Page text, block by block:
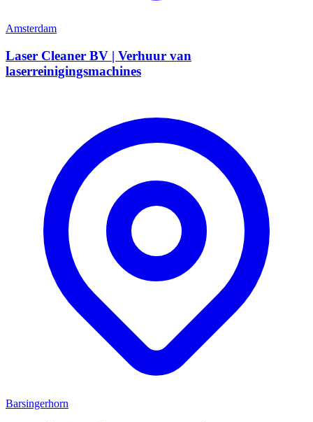
Amsterdam
Laser Cleaner BV | Verhuur van
laserreinigingsmachines
Barsingerhorn